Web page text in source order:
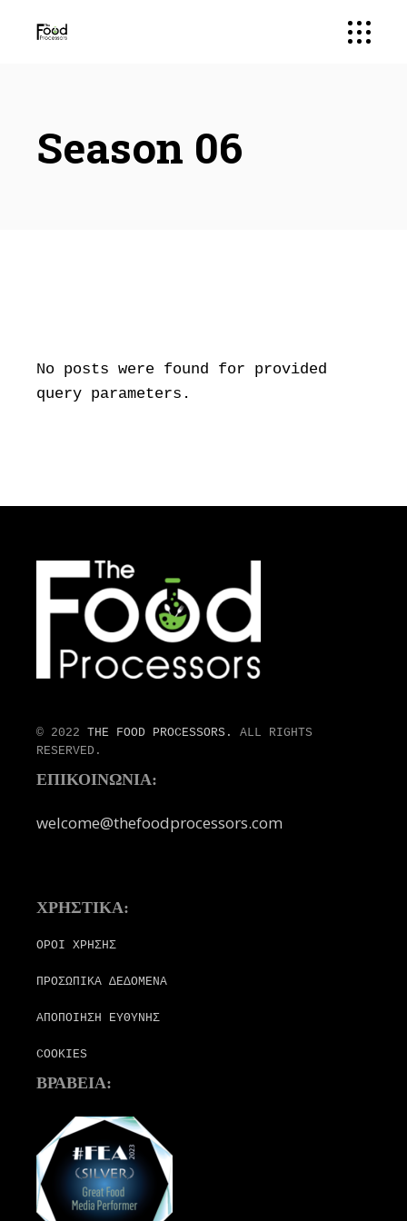
Season 06
No posts were found for provided
query parameters.
© 2022THE FOOD PROCESSORS.
ALL RIGHTS
RESERVED.
ΕΠΙΚΟΙΝΩΝΙΑ:
welcome@thefoodprocessors.com
ΧΡΗΣΤΙΚΑ:
ΟΡΟΙ ΧΡΗΣΗΣ
ΠΡΟΣΩΠΙΚΑ ΔΕΔΟΜΕΝΑ
ΑΠΟΠΟΙΗΣΗ ΕΥΘΥΝΗΣ
COOKIES
ΒΡΑΒΕΙΑ: